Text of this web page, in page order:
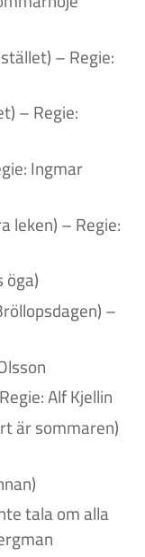
– Regie:
– Regie:
Ingmar
leken) – Regie:
öga)
–
Alf Kjellin
är sommaren)
tala om alla